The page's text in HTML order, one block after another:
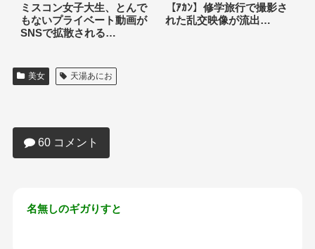
ミスコン女子大生、とんで
もないプライベート動画が
SNSで拡散される…
【ｱｶﾝ】修学旅行で撮影さ
れた乱交映像が流出…
美女 天湯あにお
過ごしてる。これが女の現実です」
60 コメント
名無しのギガりすと